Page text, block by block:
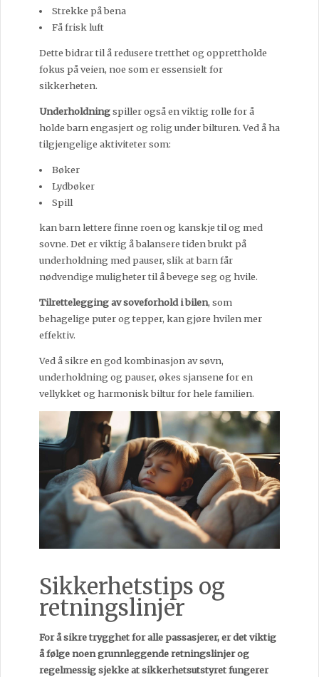
Strekke på bena
Få frisk luft
Dette bidrar til å redusere tretthet og opprettholde
fokus på veien, noe som er essensielt for
sikkerheten.
Underholdningspiller også en viktig rolle for å
holde barn engasjert og rolig under bilturen. Ved å ha
tilgjengelige aktiviteter som:
Bøker
Lydbøker
Spill
kan barn lettere finne roen og kanskje til og med
sovne. Det er viktig å balansere tiden brukt på
underholdning med pauser, slik at barn får
nødvendige muligheter til å bevege seg og hvile.
Tilrettelegging av soveforhold i bilen, som
behagelige puter og tepper, kan gjøre hvilen mer
effektiv.
Ved å sikre en god kombinasjon av søvn,
underholdning og pauser, økes sjansene for en
vellykket og harmonisk biltur for hele familien.
Sikkerhetstips og
retningslinjer
For å sikre trygghet for alle passasjerer, er det viktig
å følge noen grunnleggende retningslinjer og
regelmessig sjekke at sikkerhetsutstyret fungerer